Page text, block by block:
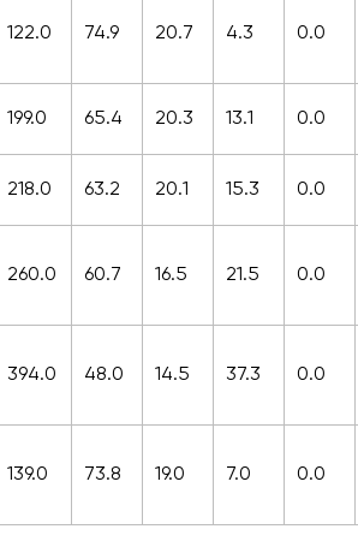
122.0 74.9 20.7 4.3 0.0
199.0 65.4 20.3 13.1 0.0
218.0 63.2 20.1 15.3 0.0
260.0 60.7 16.5 21.5 0.0
394.0 48.0 14.5 37.3 0.0
139.0 73.8 19.0 7.0 0.0